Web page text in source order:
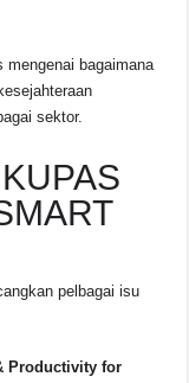
mengenai bagaimana
sektor.
pelbagai isu
Productivity for